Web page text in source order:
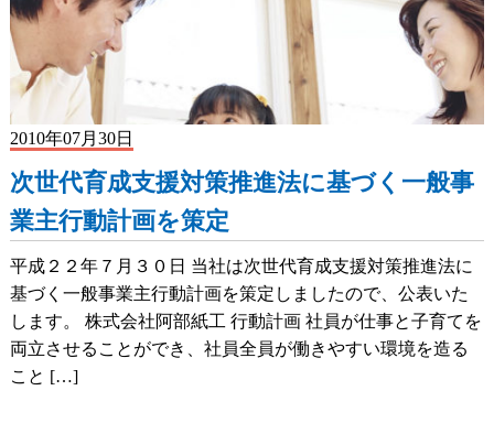
2010年07月30日
次世代育成支援対策推進法に基づく一般事
業主行動計画を策定
平成２２年７月３０日 当社は次世代育成支援対策推進法に
基づく一般事業主行動計画を策定しましたので、公表いた
します。 株式会社阿部紙工 行動計画 社員が仕事と子育てを
両立させることができ、社員全員が働きやすい環境を造る
こと […]